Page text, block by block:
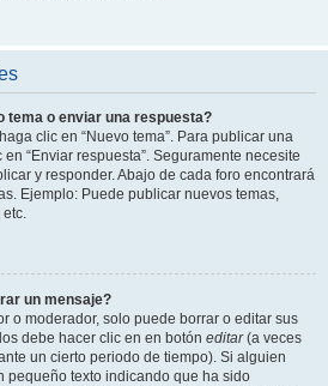
tema o enviar una respuesta?
clic en “Nuevo tema”. Para publicar una
“Enviar respuesta”. Seguramente necesite
y responder. Abajo de cada foro encontrará
Ejemplo: Puede publicar nuevos temas,
etc.
un mensaje?
o moderador, solo puede borrar o editar sus
debe hacer clic en en botón editar(a veces
un cierto periodo de tiempo). Si alguien
pequeño texto indicando que ha sido